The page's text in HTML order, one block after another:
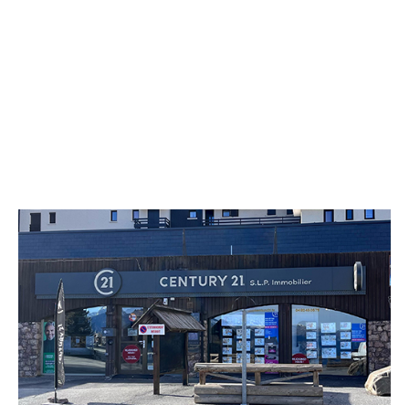
CENTURY 21 S.L.P. Immobilier
Centre Commercial Le Forum 1 Rue
de Chalps
RISOUL - 05600
Envoyer un message